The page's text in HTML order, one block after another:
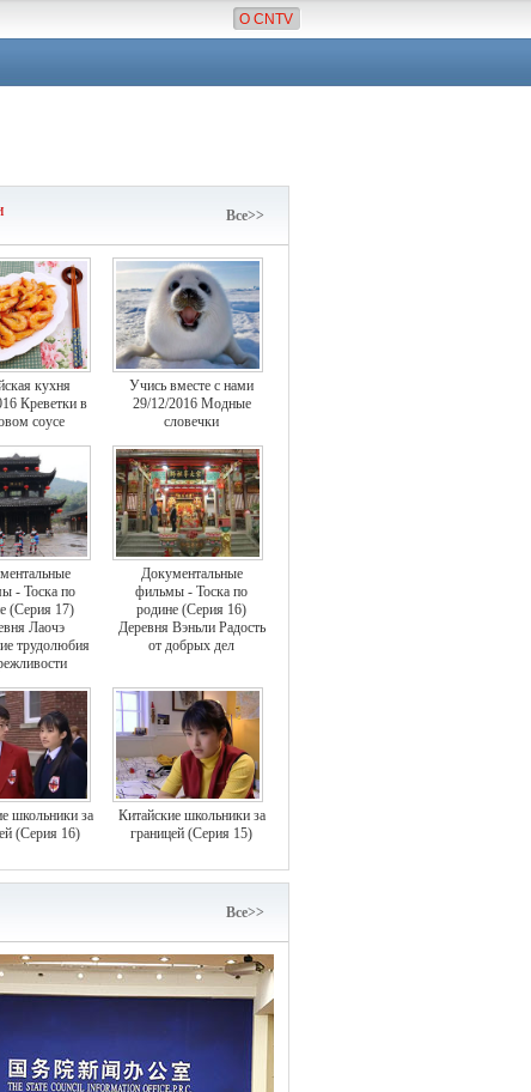
О CNTV
Все>>
кухня
Креветки в
соусе
Учись вместе с нами
29/12/2016 Модные
словечки
- Тоска по
(Серия 17)
Лаочэ
трудолюбия
Документальные
фильмы - Тоска по
родине (Серия 16)
Деревня Вэньли Радость
от добрых дел
школьники за
(Серия 16)
Китайские школьники за
границей (Серия 15)
Bce>>